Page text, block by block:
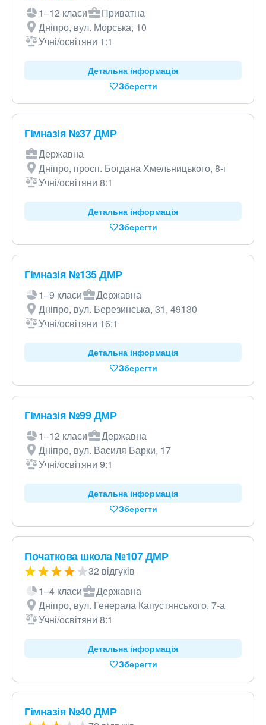
1–12 класи
Приватна
Дніпро, вул. Морська, 10
Учні/освітяни 1:1
Детальна інформація
Зберегти
Гімназія №37 ДМР
Державна
Дніпро, просп. Богдана Хмельницького, 8-г
Учні/освітяни 8:1
Детальна інформація
Зберегти
Гімназія №135 ДМР
1–9 класи
Державна
Дніпро, вул. Березинська, 31, 49130
Учні/освітяни 16:1
Детальна інформація
Зберегти
Гімназія №99 ДМР
1–12 класи
Державна
Дніпро, вул. Василя Барки, 17
Учні/освітяни 9:1
Детальна інформація
Зберегти
Початкова школа №107 ДМР
32 відгуків
1–4 класи
Державна
Дніпро, вул. Генерала Капустянського, 7-а
Учні/освітяни 8:1
Детальна інформація
Зберегти
Гімназія №40 ДМР